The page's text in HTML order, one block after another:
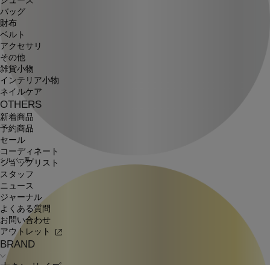
バッグ
財布
ベルト
アクセサリ
その他
雑貨小物
インテリア小物
ネイルケア
OTHERS
新着商品
予約商品
セール
コーディネート
ショップリスト
スタッフ
ニュース
ジャーナル
よくある質問
お問い合わせ
アウトレット
BRAND
シルバー系